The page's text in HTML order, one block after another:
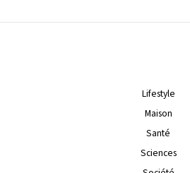
Lifestyle
Maison
Santé
Sciences